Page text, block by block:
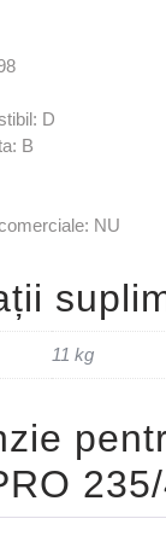
D
B
NU
11 kg